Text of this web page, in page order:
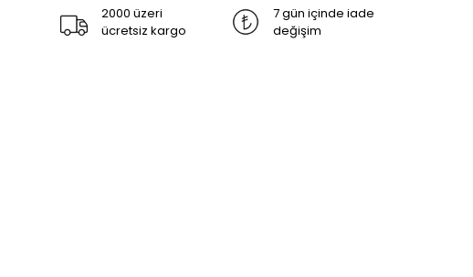
2000 üzeri
ücretsiz kargo
7 gün içinde iade
değişim